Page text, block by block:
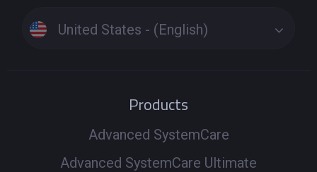
United States - (English)
Products
Advanced SystemCare
Advanced SystemCare Ultimate